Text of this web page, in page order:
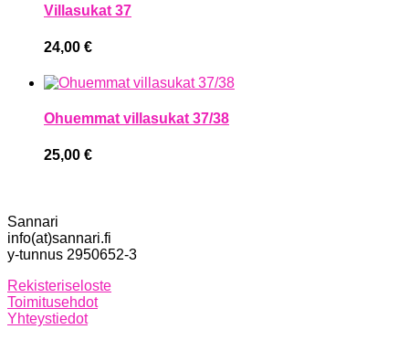
Villasukat 37
24,00 €
Ohuemmat villasukat 37/38
25,00 €
Sannari
info(at)sannari.fi
y-tunnus 2950652-3
Rekisteriseloste
Toimitusehdot
Yhteystiedot